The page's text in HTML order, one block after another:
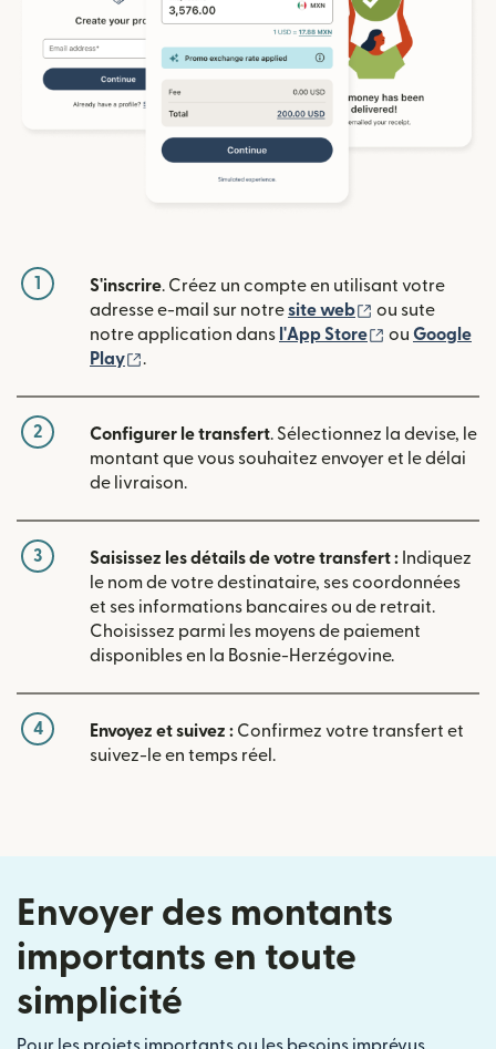
1 S'inscrire. Créez un compte en utilisant votre
adresse e-mail sur notresite web (s'ouvre dans
ou sute
notre application dans l'App Store (s'ouvre
ou Google
Play
.
2 Configurer le transfert. Sélectionnez la devise, le
montant que vous souhaitez envoyer et le délai
de livraison.
3 Saisissez les détails de votre transfert : Indiquez
le nom de votre destinataire, ses coordonnées
et ses informations bancaires ou de retrait.
Choisissez parmi les moyens de paiement
disponibles en la Bosnie-Herzégovine.
4 Envoyez et suivez : Confirmez votre transfert et
suivez-le en temps réel.
Envoyer des montants
importants en toute
simplicité